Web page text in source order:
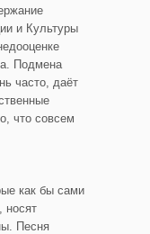
и Культуры
Подмена
часто, даёт
что совсем
как бы сами
носят
Песня